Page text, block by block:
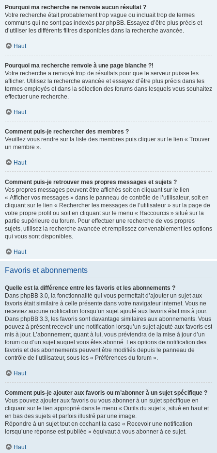
Pourquoi ma recherche ne renvoie aucun résultat ?
Votre recherche était probablement trop vague ou incluait trop de termes
communs qui ne sont pas indexés par phpBB. Essayez d’être plus précis et
d’utiliser les différents filtres disponibles dans la recherche avancée.
Haut
Pourquoi ma recherche renvoie à une page blanche ?!
Votre recherche a renvoyé trop de résultats pour que le serveur puisse les
afficher. Utilisez la recherche avancée et essayez d’être plus précis dans les
termes employés et dans la sélection des forums dans lesquels vous souhaitez
effectuer une recherche.
Haut
Comment puis-je rechercher des membres ?
Veuillez vous rendre sur la liste des membres puis cliquer sur le lien « Trouver
un membre ».
Haut
Comment puis-je retrouver mes propres messages et sujets ?
Vos propres messages peuvent être affichés soit en cliquant sur le lien
« Afficher vos messages » dans le panneau de contrôle de l’utilisateur, soit en
cliquant sur le lien « Rechercher les messages de l’utilisateur » sur la page de
votre propre profil ou soit en cliquant sur le menu « Raccourcis » situé sur la
partie supérieure du forum. Pour effectuer une recherche de vos propres
sujets, utilisez la recherche avancée et remplissez convenablement les options
qui vous sont disponibles.
Haut
Favoris et abonnements
Quelle est la différence entre les favoris et les abonnements ?
Dans phpBB 3.0, la fonctionnalité qui vous permettait d’ajouter un sujet aux
favoris était similaire à celle présente dans votre navigateur internet. Vous ne
receviez aucune notification lorsqu’un sujet ajouté aux favoris était mis à jour.
Dans phpBB 3.3, les favoris sont davantage similaires aux abonnements. Vous
pouvez à présent recevoir une notification lorsqu’un sujet ajouté aux favoris est
mis à jour. L’abonnement, quant à lui, vous préviendra de la mise à jour d’un
forum ou d’un sujet auquel vous êtes abonné. Les options de notification des
favoris et des abonnements peuvent être modifiés depuis le panneau de
contrôle de l’utilisateur, sous les « Préférences du forum ».
Haut
Comment puis-je ajouter aux favoris ou m’abonner à un sujet spécifique ?
Vous pouvez ajouter aux favoris ou vous abonner à un sujet spécifique en
cliquant sur le lien approprié dans le menu « Outils du sujet », situé en haut et
en bas des sujets et parfois illustré par une image.
Répondre à un sujet tout en cochant la case « Recevoir une notification
lorsqu’une réponse est publiée » équivaut à vous abonner à ce sujet.
Haut